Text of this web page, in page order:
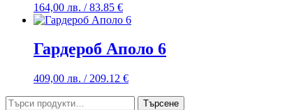
164,00 лв. / 83.85 €
Гардероб Аполо 6
409,00 лв. / 209.12 €
Търсене
Търсене